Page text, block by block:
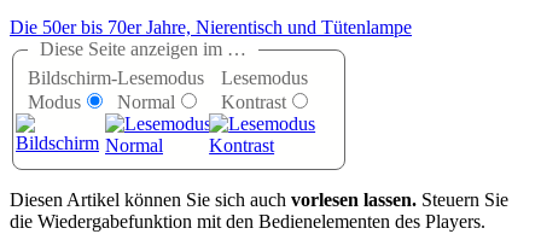
Die 50er bis 70er Jahre, Nierentisch und Tütenlampe
Diese Seite anzeigen im …
Bildschirm-
Modus
Lesemodus
Normal
Lesemodus
Kontrast
Diesen Artikel können Sie sich auch vorlesen lassen. Steuern Sie
die Wiedergabefunktion mit den Bedienelementen des Players.